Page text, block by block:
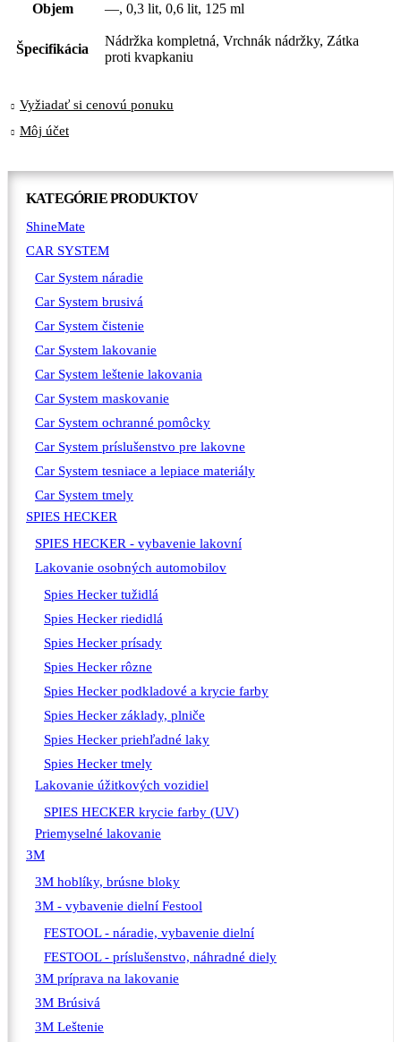
Objem —, 0,3 lit, 0,6 lit, 125 ml
Špecifikácia
Nádržka kompletná, Vrchnák nádržky, Zátka
proti kvapkaniu
Vyžiadať si cenovú ponuku
Môj účet
KATEGÓRIE PRODUKTOV
ShineMate
CAR SYSTEM
Car System náradie
Car System brusivá
Car System čistenie
Car System lakovanie
Car System leštenie lakovania
Car System maskovanie
Car System ochranné pomôcky
Car System príslušenstvo pre lakovne
Car System tesniace a lepiace materiály
Car System tmely
SPIES HECKER
SPIES HECKER - vybavenie lakovní
Lakovanie osobných automobilov
Spies Hecker tužidlá
Spies Hecker riedidlá
Spies Hecker prísady
Spies Hecker rôzne
Spies Hecker podkladové a krycie farby
Spies Hecker základy, plniče
Spies Hecker priehľadné laky
Spies Hecker tmely
Lakovanie úžitkových vozidiel
SPIES HECKER krycie farby (UV)
Priemyselné lakovanie
3M
3M hoblíky, brúsne bloky
3M - vybavenie dielní Festool
FESTOOL - náradie, vybavenie dielní
FESTOOL - príslušenstvo, náhradné diely
3M príprava na lakovanie
3M Brúsivá
3M Leštenie